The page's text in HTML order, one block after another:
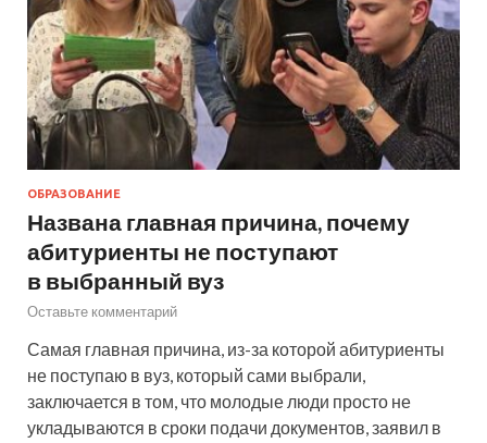
ОБРАЗОВАНИЕ
Названа главная причина, почему
абитуриенты не поступают
в выбранный вуз
Оставьте комментарий
Самая главная причина, из-за которой абитуриенты
не поступаю в вуз, который сами выбрали,
заключается в том, что молодые люди просто не
укладываются в сроки подачи документов, заявил в